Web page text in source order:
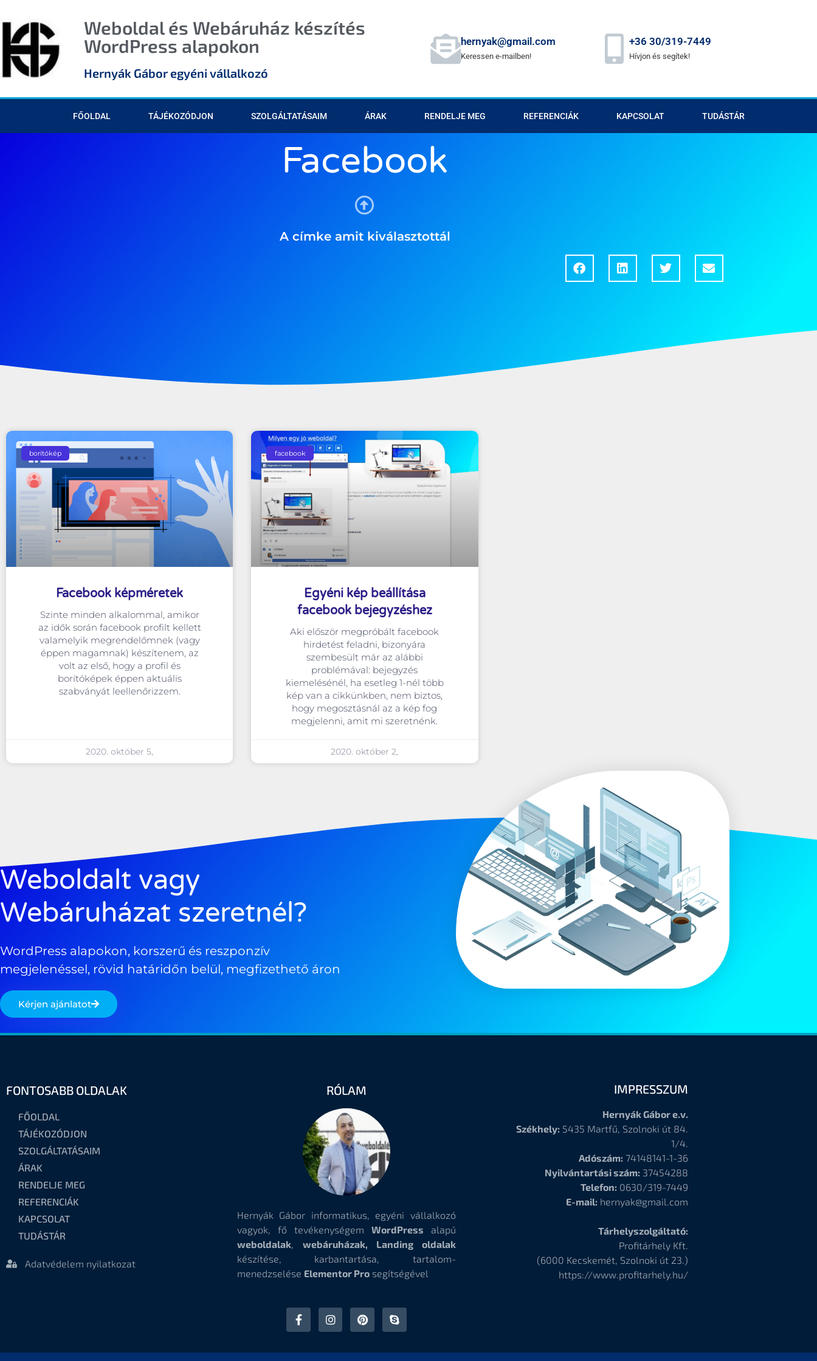
Weboldal és Webáruház készítés
WordPress alapokon
Hernyák Gábor egyéni vállalkozó
hernyak@gmail.com
Keressen e-mailben!
+36 30/319-7449
Hívjon és segítek!
FŐOLDAL TÁJÉKOZÓDJON SZOLGÁLTATÁSAIM ÁRAK RENDELJE MEG REFERENCIÁK KAPCSOLAT TUDÁSTÁR
Facebook
A címke amit kiválasztottál
borítókép
Facebook képméretek
Szinte minden alkalommal, amikor
az idők során facebook profilt kellett
valamelyik megrendelőmnek (vagy
éppen magamnak) készítenem, az
volt az első, hogy a profil és
borítóképek éppen aktuális
szabványát leellenőrizzem.
2020. október 5,
facebook
Egyéni kép beállítása
facebook bejegyzéshez
Aki először megpróbált facebook
hirdetést feladni, bizonyára
szembesült már az alábbi
problémával: bejegyzés
kiemelésénél, ha esetleg 1-nél több
kép van a cikkünkben, nem biztos,
hogy megosztásnál az a kép fog
megjelenni, amit mi szeretnénk.
2020. október 2,
Weboldalt vagy
Webáruházat szeretnél?
WordPress alapokon, korszerű és reszponzív
megjelenéssel, rövid határidőn belül, megfizethető áron
Kérjen ajánlatot
FONTOSABB OLDALAK
FŐOLDAL
TÁJÉKOZÓDJON
SZOLGÁLTATÁSAIM
ÁRAK
RENDELJE MEG
REFERENCIÁK
KAPCSOLAT
TUDÁSTÁR
Adatvédelem nyilatkozat
RÓLAM
Hernyák Gábor informatikus, egyéni vállalkozó
vagyok, fő tevékenységem WordPress alapú
weboldalak, webáruházak, Landing oldalak
készítése, karbantartása, tartalom-
menedzselése Elementor Prosegítségével
IMPRESSZUM
Hernyák Gábor e.v.
Székhely: 5435 Martfű, Szolnoki út 84.
1/4.
Adószám: 74148141-1-36
Nyilvántartási szám: 37454288
Telefon: 0630/319-7449
E-mail: hernyak@gmail.com
Tárhelyszolgáltató:
Profitárhely Kft.
(6000 Kecskemét, Szolnoki út 23.)
https://www.profitarhely.hu/